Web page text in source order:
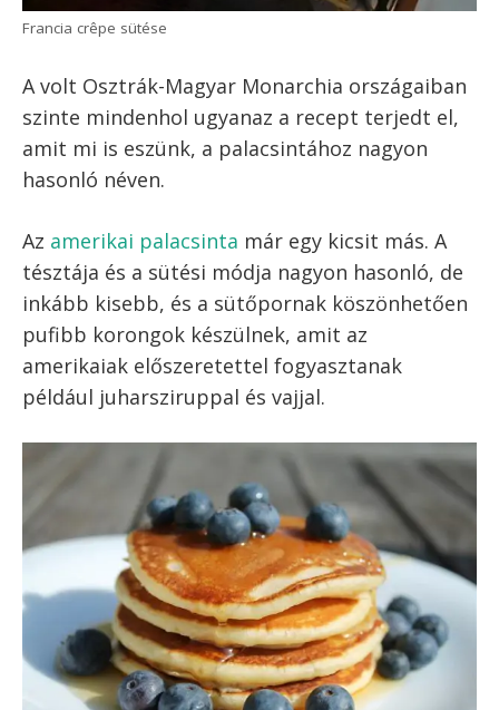
Maga a palacsinta többféle formában a
miénkhez hasonló palacsinta szinte egész
Európában elterjedt, a leghíresebb világszerte
pl. a francia crêpes. Nálunk ismert még a
palacsinta német nevén is, ami Pfannkuchen,
Francia crêpe sütése
A volt Osztrák-Magyar Monarchia országaiban
szinte mindenhol ugyanaz a recept terjedt el,